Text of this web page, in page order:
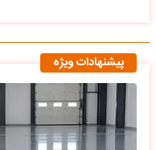
پیشنهادات ویژه